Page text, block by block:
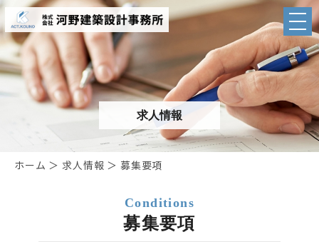
求人情報
ホーム ＞ 求人情報 ＞ 募集要項
Conditions
募集要項